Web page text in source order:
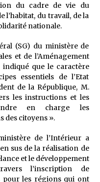
du cadre de vie du
l’habitat, du travail, de la
nationale.
(SG) du ministère de
et de l’Aménagement
que le caractère
essentiels de l’Etat
de la République, M.
les instructions et les
en charge les
des citoyens ».
de l’Intérieur a
sus de la réalisation de
et le développement
l’inscription de
pour les régions qui ont